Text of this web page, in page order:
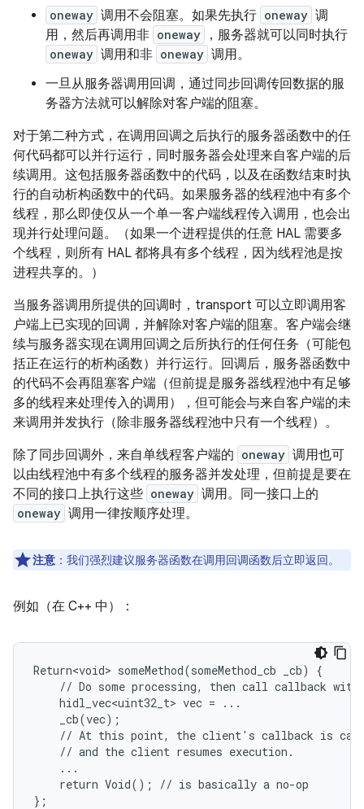
oneway 调用不会阻塞。如果先执行 oneway 调
用，然后再调用非 oneway ，服务器就可以同时执行
oneway 调用和非 oneway 调用。
一旦从服务器调用回调，通过同步回调传回数据的服
务器方法就可以解除对客户端的阻塞。
对于第二种方式，在调用回调之后执行的服务器函数中的任
何代码都可以并行运行，同时服务器会处理来自客户端的后
续调用。这包括服务器函数中的代码，以及在函数结束时执
行的自动析构函数中的代码。如果服务器的线程池中有多个
线程，那么即使仅从一个单一客户端线程传入调用，也会出
现并行处理问题。（如果一个进程提供的任意 HAL 需要多
个线程，则所有 HAL 都将具有多个线程，因为线程池是按
进程共享的。）
当服务器调用所提供的回调时，transport 可以立即调用客
户端上已实现的回调，并解除对客户端的阻塞。客户端会继
续与服务器实现在调用回调之后所执行的任何任务（可能包
括正在运行的析构函数）并行运行。回调后，服务器函数中
的代码不会再阻塞客户端（但前提是服务器线程池中有足够
多的线程来处理传入的调用），但可能会与来自客户端的未
来调用并发执行（除非服务器线程池中只有一个线程）。
除了同步回调外，来自单线程客户端的 oneway 调用也可
以由线程池中有多个线程的服务器并发处理，但前提是要在
不同的接口上执行这些 oneway 调用。同一接口上的
oneway 调用一律按顺序处理。
注意 ：我们强烈建议服务器函数在调用回调函数后立即返回。
例如（在 C++ 中）：
Return<void> someMethod(someMethod_cb _cb) {
// Do some processing, then call callback with
    hidl_vec<uint32_t> vec = ...
    _cb(vec);
// At this point, the client's callback is
    // and the client resumes execution.
    ...
    return Void(); // is basically a no-op
};